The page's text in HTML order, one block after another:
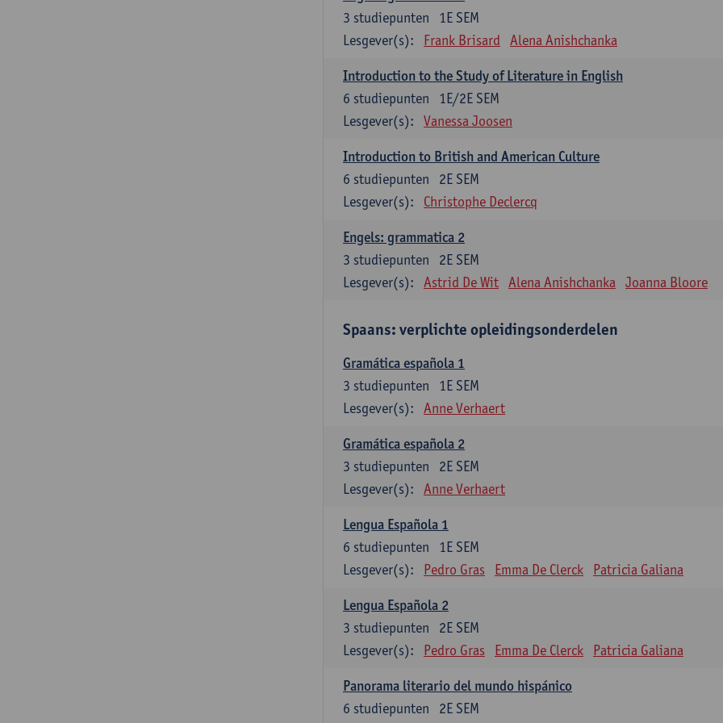
1E SEM
3 studiepunten
Lesgever(s):
Frank Brisard Alena Anishchanka
Introduction to the Study of Literature in English
1E/2E SEM
6 studiepunten
Lesgever(s):
Vanessa Joosen
Introduction to British and American Culture
2E SEM
6 studiepunten
Lesgever(s):
Christophe Declercq
Engels: grammatica 2
2E SEM
3 studiepunten
Lesgever(s):
Astrid De Wit Alena Anishchanka Joanna Bloore
Spaans: verplichte opleidingsonderdelen
Gramática española 1
1E SEM
3 studiepunten
Lesgever(s):
Anne Verhaert
Gramática española 2
2E SEM
3 studiepunten
Lesgever(s):
Anne Verhaert
Lengua Española 1
1E SEM
6 studiepunten
Lesgever(s):
Pedro Gras Emma De Clerck Patricia Galiana
Lengua Española 2
2E SEM
3 studiepunten
Lesgever(s):
Pedro Gras Emma De Clerck Patricia Galiana
Panorama literario del mundo hispánico
2E SEM
6 studiepunten